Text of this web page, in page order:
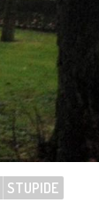
STUPIDE